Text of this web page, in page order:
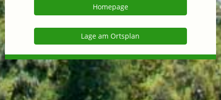
Homepage
Lage am Ortsplan